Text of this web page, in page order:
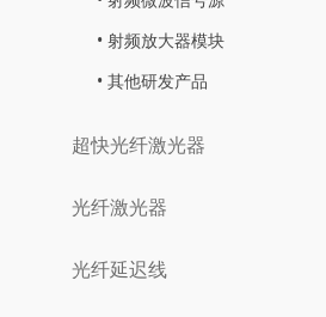
射频放大器模块
其他研发产品
超快光纤激光器
光纤激光器
光纤延迟线